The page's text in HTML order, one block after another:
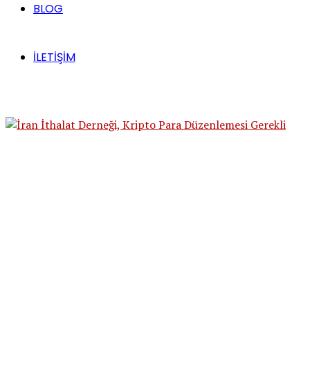
BLOG
İLETİŞİM